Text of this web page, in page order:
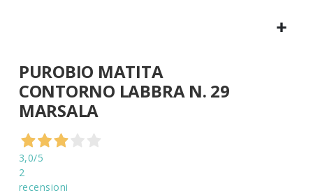
all'inizio
della
galleria
di
PUROBIO MATITA
CONTORNO LABBRA N. 29
MARSALA
3,0/5
2
recensioni